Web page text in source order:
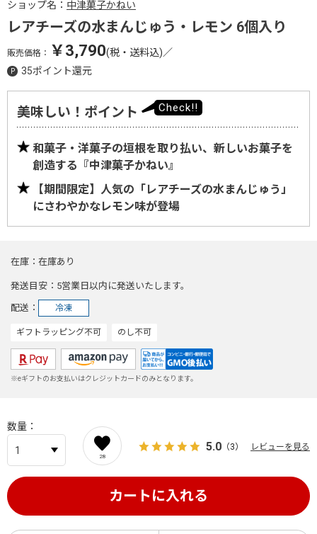
ショップ名： 中津菓子かねい
レアチーズの水まんじゅう・レモン 6個入り
販売価格： ￥3,790(税・送料込)／
35ポイント還元
美味しい！ポイント
和菓子・洋菓子の垣根を取り払い、新しいお菓子を
創造する『中津菓子かねい』
【期間限定】人気の「レアチーズの水まんじゅう」
にさわやかなレモン味が登場
在庫 在庫あり
発送目安 5営業日以内に発送いたします。
配送 冷凍
ギフトラッピング不可 のし不可
※eギフトのお支払いはクレジットカードのみとなります。
数量
28
5.0 （3） レビューを見る
カートに入れる